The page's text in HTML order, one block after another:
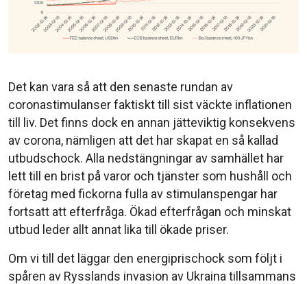
Det kan vara så att den senaste rundan av
coronastimulanser faktiskt till sist väckte inflationen
till liv. Det finns dock en annan jätteviktig konsekvens
av corona, nämligen att det har skapat en så kallad
utbudschock. Alla nedstängningar av samhället har
lett till en brist på varor och tjänster som hushåll och
företag med fickorna fulla av stimulanspengar har
fortsatt att efterfråga. Ökad efterfrågan och minskat
utbud leder allt annat lika till ökade priser.
Om vi till det läggar den energiprischock som följt i
spåren av Rysslands invasion av Ukraina tillsammans